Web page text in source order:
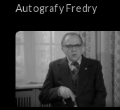
Autografy Fredry